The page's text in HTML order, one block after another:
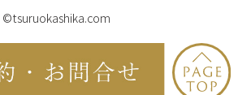
©tsuruokashika.com